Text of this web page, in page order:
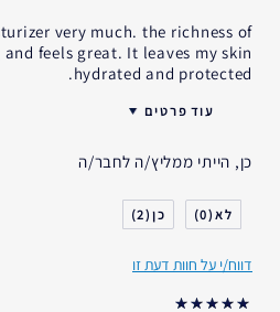
very much. the richness of
feels great. It leaves my skin
hydrated and protected.
עוד פרטים
סוג העור
דאגות העור
אני משתמש/ת באסתי לאודר
כן, הייתי ממליץ/ה לחבר/ה
0
2
דווח/י על חוות דעת זו